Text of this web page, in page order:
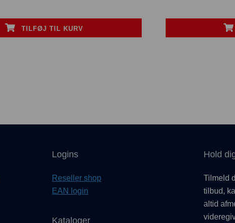
TILFØJ TIL KURV
Logins
Reseller shop
EAN login
Kataloger
Hold
Tilmeld
tilbud,
altid